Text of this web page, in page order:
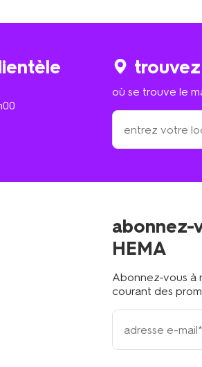
où se trouve le
où
trouve
le
?
abonnez-
HEMA
Abonnez-vous à
courant des
votre
adresse